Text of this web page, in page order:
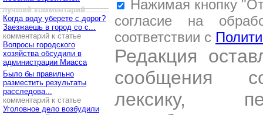
лучший комментарий
Когда воду уберете с дорог?
Заезжаешь в город со с...
комментарий к статье
Вопросы городского
хозяйства обсудили в
администрации Миасса
Было бы правильно
разместить результаты
расследова...
комментарий к статье
Уголовное дело возбудили
Нажимая кнопку
согласие на
соответствии с
Редакция
сообщения
лексику,